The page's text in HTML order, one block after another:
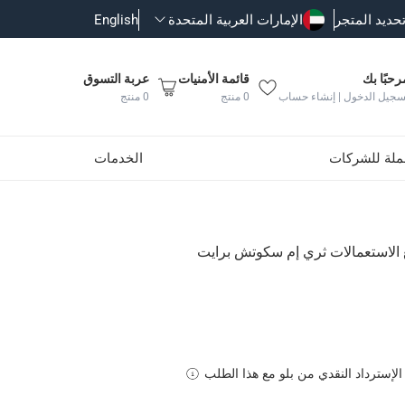
تحديد المتجر الإمارات العربية المتحدة English
بك
الدخول | إنشاء حساب
قائمة الأمنيات
0 منتج
عربة التسوق
0 منتج
للشركات الخدمات
الاستعمالات ثري إم سكوتش برايت
الإسترداد النقدي من بلو مع هذا الطلب